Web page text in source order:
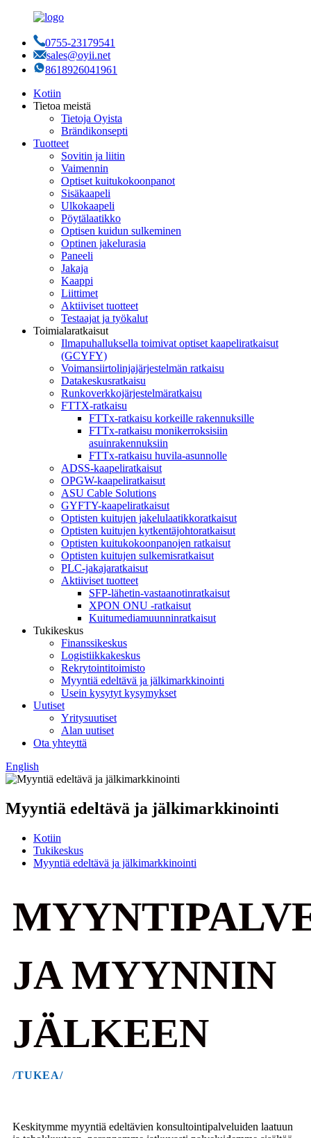
0755-23179541
sales@oyii.net
8618926041961
Kotiin
Tietoa meistä
Tietoja Oyista
Brändikonsepti
Tuotteet
Sovitin ja liitin
Vaimennin
Optiset kuitukokoonpanot
Sisäkaapeli
Ulkokaapeli
Pöytälaatikko
Optisen kuidun sulkeminen
Optinen jakelurasia
Paneeli
Jakaja
Kaappi
Liittimet
Aktiiviset tuotteet
Testaajat ja työkalut
Toimialaratkaisut
Ilmapuhalluksella toimivat optiset kaapeliratkaisut
(GCYFY)
Voimansiirtolinjajärjestelmän ratkaisu
Datakeskusratkaisu
Runkoverkkojärjestelmäratkaisu
FTTX-ratkaisu
FTTx-ratkaisu korkeille rakennuksille
FTTx-ratkaisu monikerroksisiin
asuinrakennuksiin
FTTx-ratkaisu huvila-asunnolle
ADSS-kaapeliratkaisut
OPGW-kaapeliratkaisut
ASU Cable Solutions
GYFTY-kaapeliratkaisut
Optisten kuitujen jakelulaatikkoratkaisut
Optisten kuitujen kytkentäjohtoratkaisut
Optisten kuitukokoonpanojen ratkaisut
Optisten kuitujen sulkemisratkaisut
PLC-jakajaratkaisut
Aktiiviset tuotteet
SFP-lähetin-vastaanotinratkaisut
XPON ONU -ratkaisut
Kuitumediamuunninratkaisut
Tukikeskus
Finanssikeskus
Logistiikkakeskus
Rekrytointitoimisto
Myyntiä edeltävä ja jälkimarkkinointi
Usein kysytyt kysymykset
Uutiset
Yritysuutiset
Alan uutiset
Ota yhteyttä
English
Myyntiä edeltävä ja jälkimarkkinointi
Kotiin
Tukikeskus
Myyntiä edeltävä ja jälkimarkkinointi
JA MYYNNIN
JÄLKEEN
/TUKEA/
Keskitymme myyntiä edeltävien konsultointipalveluiden laatuun